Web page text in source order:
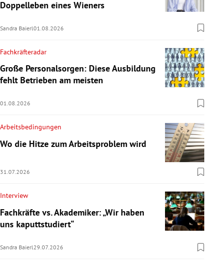
Doppelleben eines Wieners
Sandra Baierl01.08.2026
Fachkräfteradar
Große Personalsorgen: Diese Ausbildung
fehlt Betrieben am meisten
01.08.2026
Arbeitsbedingungen
Wo die Hitze zum Arbeitsproblem wird
31.07.2026
Interview
Fachkräfte vs. Akademiker: „Wir haben
uns kaputtstudiert“
Sandra Baierl29.07.2026